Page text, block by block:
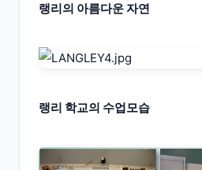
랭리의 아름다운 자연
랭리 학교의 수업모습